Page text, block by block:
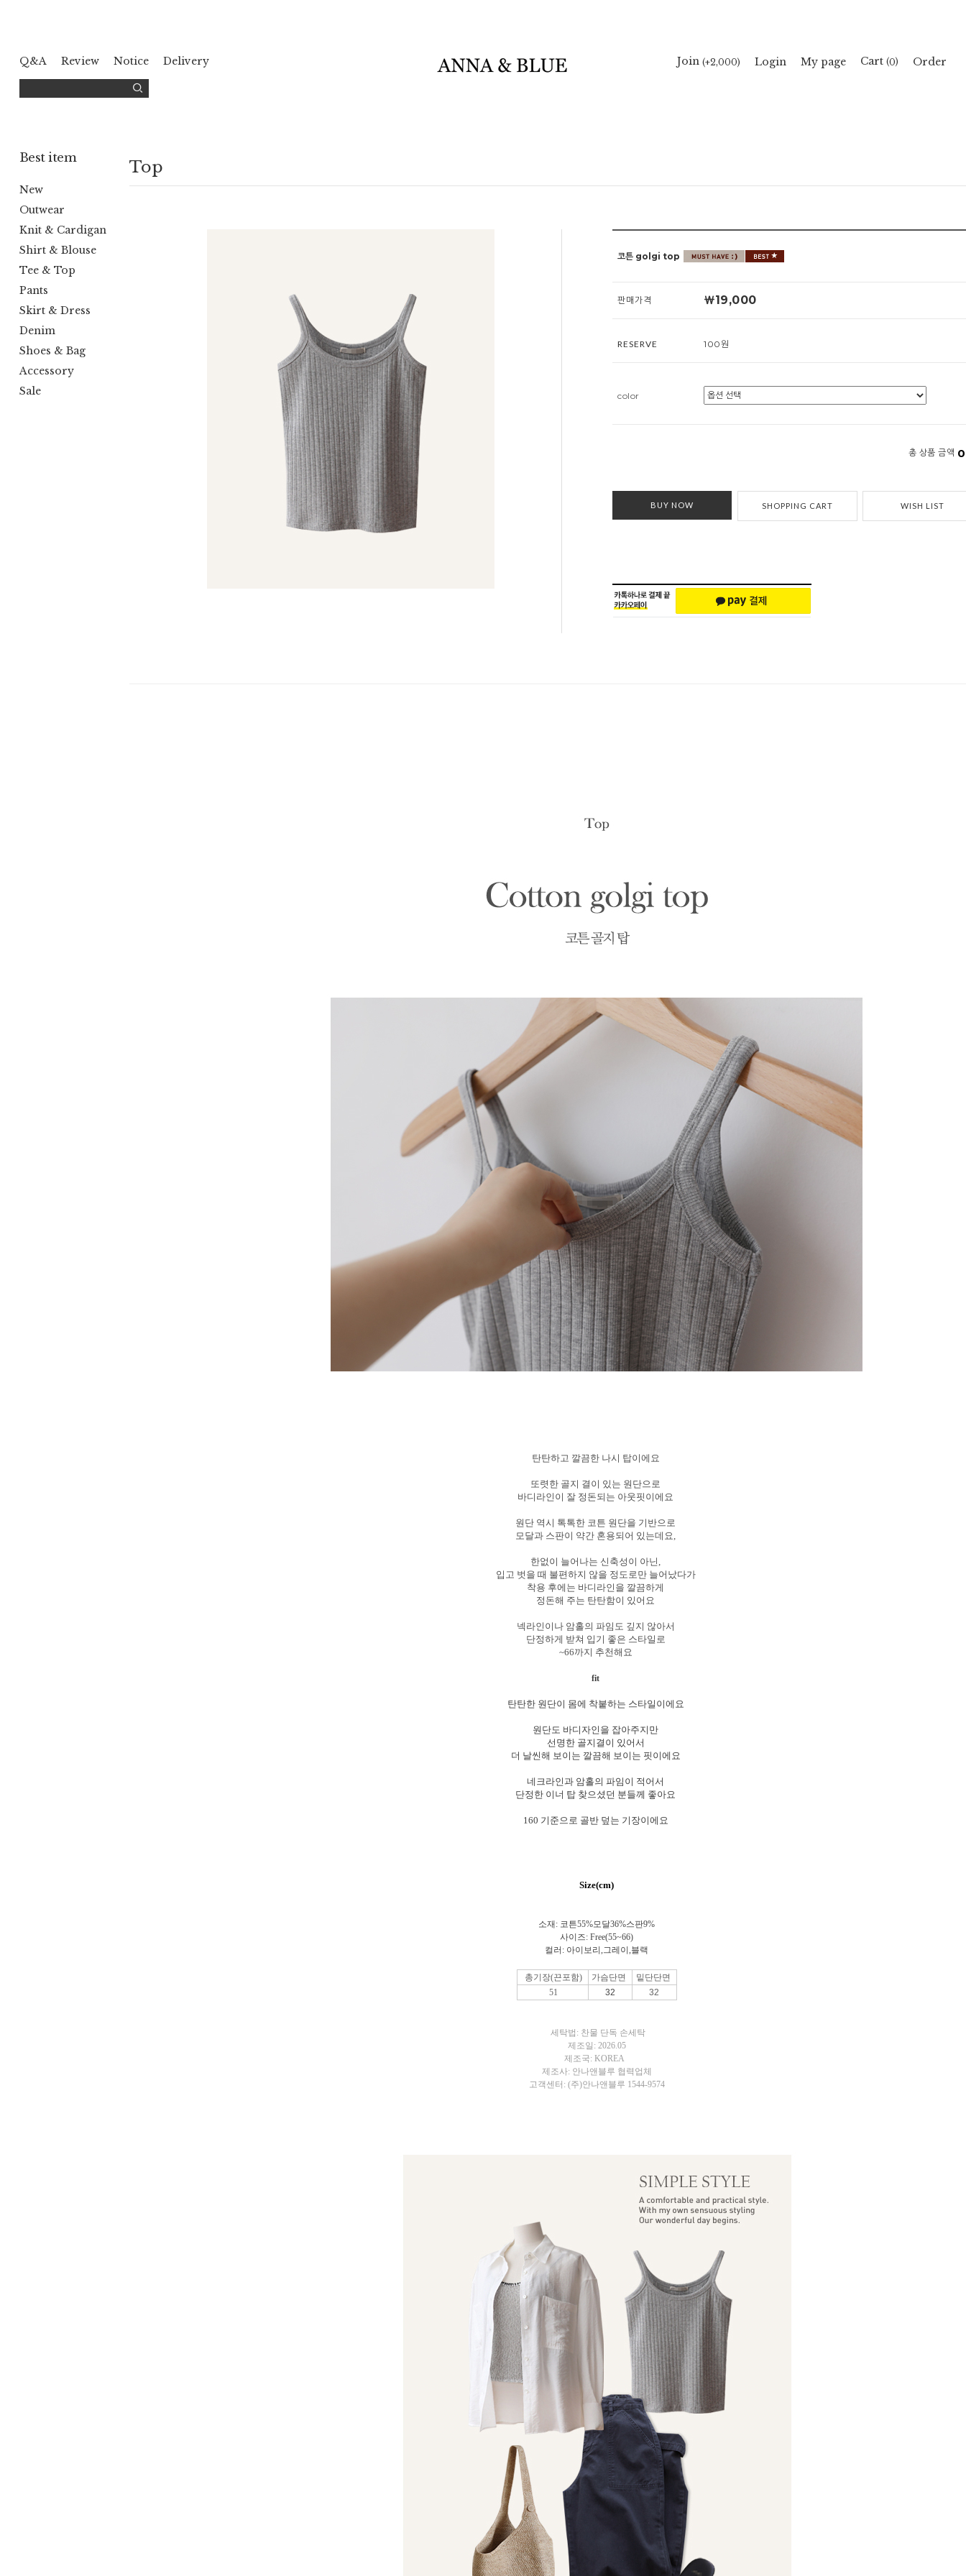
Q&A Review Notice Delivery Join(+2,000) Login My page Cart(0) Order
Best item
New
Outwear
Knit & Cardigan
Shirt & Blouse
Tee & Top
Pants
Skirt & Dress
Denim
Shoes & Bag
Accessory
Sale
Top
코튼 golgi top
판매가격 ￦19,000
RESERVE 100원
color
총 상품 금액 0
BUY NOW SHOPPING CART WISH LIST
탄탄하고 깔끔한 나시 탑이에요
또렷한 골지 결이 있는 원단으로
바디라인이 잘 정돈되는 아웃핏이에요
원단 역시 톡톡한 코튼 원단을 기반으로
모달과 스판이 약간 혼용되어 있는데요,
한없이 늘어나는 신축성이 아닌,
입고 벗을 때 불편하지 않을 정도로만 늘어났다가
착용 후에는 바디라인을 깔끔하게
정돈해 주는 탄탄함이 있어요
넥라인이나 암홀의 파임도 깊지 않아서
단정하게 받쳐 입기 좋은 스타일로
~66까지 추천해요
fit
탄탄한 원단이 몸에 착붙하는 스타일이에요
원단도 바디자인을 잡아주지만
선명한 골지결이 있어서
더 날씬해 보이는 깔끔해 보이는 핏이에요
네크라인과 암홀의 파임이 적어서
단정한 이너 탑 찾으셨던 분들께 좋아요
160 기준으로 골반 덮는 기장이에요
Size(cm)
소재: 코튼55%모달36%스판9%
사이즈: Free(55~66)
컬러: 아이보리,그레이,블랙
총기장(끈포함) 가슴단면
밑단단면
51
32 32
세탁법: 찬물 단독 손세탁
제조일: 2026.05
제조국: KOREA
제조사: 안나앤블루 협력업체
고객센터: (주)안나앤블루 1544-9574